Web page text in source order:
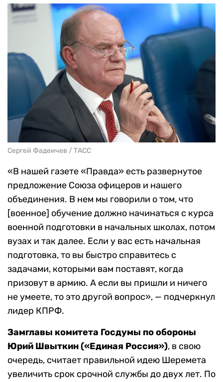
Сергей Фадеичев / ТАСС
«В нашей газете «Правда» есть развернутое
предложение Союза офицеров и нашего
объединения. В нем мы говорили о том, что
[военное] обучение должно начинаться с курса
военной подготовки в начальных школах, потом
вузах и так далее. Если у вас есть начальная
подготовка, то вы быстро справитесь с
задачами, которыми вам поставят, когда
призовут в армию. А если вы пришли и ничего
не умеете, то это другой вопрос», — подчеркнул
лидер КПРФ.
Замглавы комитета Госдумы по обороны
Юрий Швыткин («Единая Россия»), в свою
очередь, считает правильной идею Шеремета
увеличить срок срочной службы до двух лет. По